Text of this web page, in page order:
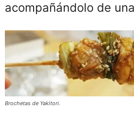
acompañándolo de
Brochetas de Yakitori.